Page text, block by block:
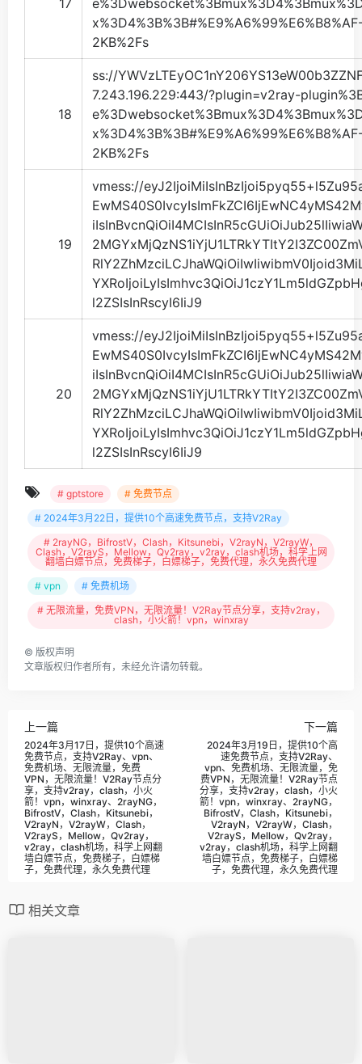
17
2KB%2Fs
18
ss://
7.243.196.229:443/?plugin=v2ray-
2KB%2Fs
19
vmess://
l2ZSIsInRscyI6IiJ9
20
vmess://
l2ZSIsInRscyI6IiJ9
# gptstore
# 免费节点
# 2024年3月22日，提供10个高速免费节点，支持V2Ray
# 2rayNG，BifrostV，Clash，Kitsunebi，V2rayN，V2rayW，
Clash，V2rayS，Mellow，Qv2ray，v2ray，clash机场，科学上网
翻墙白嫖节点，免费梯子，白嫖梯子，免费代理，永久免费代理
# vpn
# 免费机场
# 无限流量，免费VPN，无限流量！V2Ray节点分享，支持v2ray，
clash，小火箭！vpn，winxray
© 版权声明
文章版权归作者所有，未经允许请勿转载。
上一篇
2024年3月17日，提供10个高速
免费节点，支持V2Ray、vpn、
免费机场、无限流量，免费
VPN，无限流量！V2Ray节点分
享，支持v2ray，clash，小火
箭！vpn，winxray、2rayNG，
BifrostV，Clash，Kitsunebi，
V2rayN，V2rayW，Clash，
V2rayS，Mellow，Qv2ray，
v2ray，clash机场，科学上网翻
墙白嫖节点，免费梯子，白嫖梯
子，免费代理，永久免费代理
下一篇
2024年3月19日，提供10个高
速免费节点，支持V2Ray、
vpn、免费机场、无限流量，免
费VPN，无限流量！V2Ray节点
分享，支持v2ray，clash，小火
箭！vpn，winxray、2rayNG，
BifrostV，Clash，Kitsunebi，
V2rayN，V2rayW，Clash，
V2rayS，Mellow，Qv2ray，
v2ray，clash机场，科学上网翻
墙白嫖节点，免费梯子，白嫖梯
子，免费代理，永久免费代理
相关文章